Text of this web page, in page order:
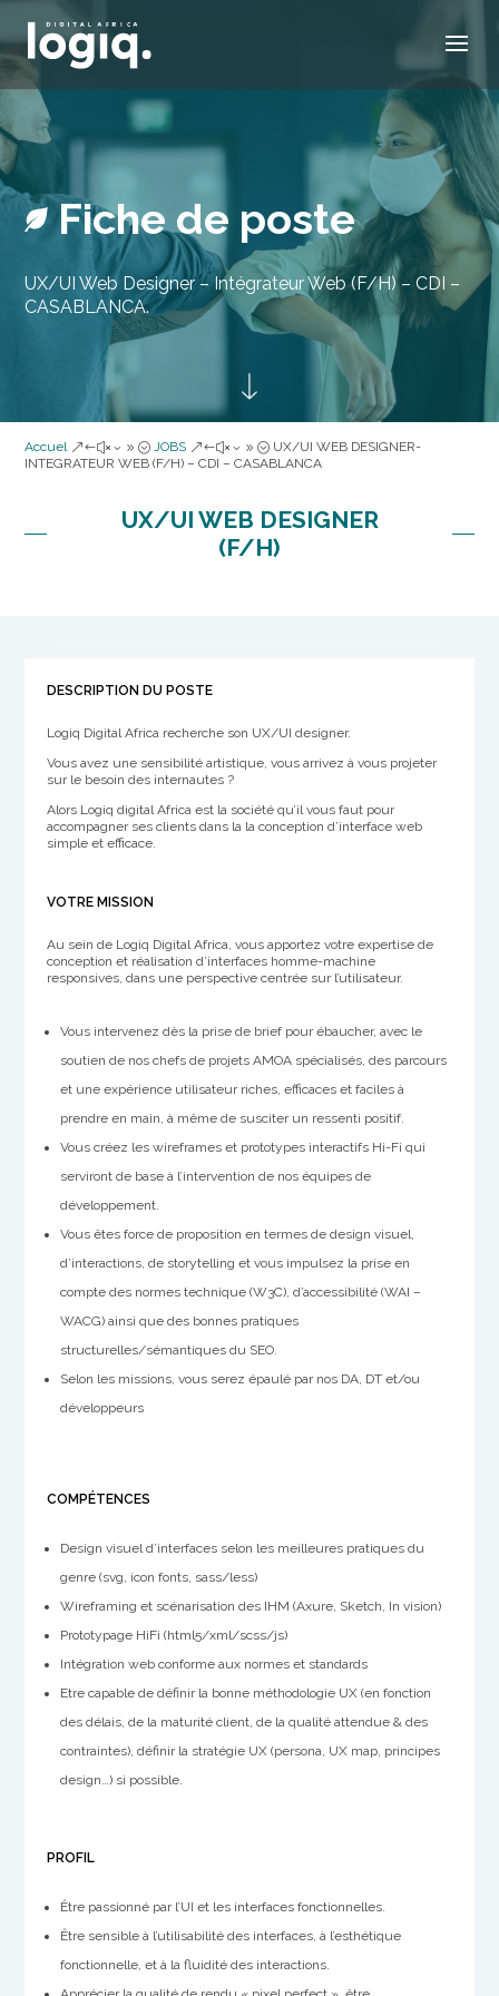
Fiche de poste
UX/UI Web Designer – Intégrateur Web (F/H) – CDI –
CASABLANCA.
Accuel &#x39; JOBS &#x39; UX/UI WEB DESIGNER-
INTEGRATEUR WEB (F/H) – CDI – CASABLANCA
UX/UI WEB DESIGNER
(F/H)
DESCRIPTION DU POSTE
Logiq Digital Africa recherche son UX/UI designer.
Vous avez une sensibilité artistique, vous arrivez à vous projeter
sur le besoin des internautes ?
Alors Logiq digital Africa est la société qu’il vous faut pour
accompagner ses clients dans la la conception d’interface web
simple et efficace.
VOTRE MISSION
Au sein de Logiq Digital Africa, vous apportez votre expertise de
conception et réalisation d’interfaces homme-machine
responsives, dans une perspective centrée sur l’utilisateur.
Vous intervenez dès la prise de brief pour ébaucher, avec le
soutien de nos chefs de projets AMOA spécialisés, des parcours
et une expérience utilisateur riches, efficaces et faciles à
prendre en main, à même de susciter un ressenti positif.
Vous créez les wireframes et prototypes interactifs Hi-Fi qui
serviront de base à l’intervention de nos équipes de
développement.
Vous êtes force de proposition en termes de design visuel,
d’interactions, de storytelling et vous impulsez la prise en
compte des normes technique (W3C), d’accessibilité (WAI –
WACG) ainsi que des bonnes pratiques
structurelles/sémantiques du SEO.
Selon les missions, vous serez épaulé par nos DA, DT et/ou
développeurs
COMPÉTENCES
Design visuel d’interfaces selon les meilleures pratiques du
genre (svg, icon fonts, sass/less)
Wireframing et scénarisation des IHM (Axure, Sketch, In vision)
Prototypage HiFi (html5/xml/scss/js)
Intégration web conforme aux normes et standards
Etre capable de définir la bonne méthodologie UX (en fonction
des délais, de la maturité client, de la qualité attendue & des
contraintes), définir la stratégie UX (persona, UX map, principes
design…) si possible.
PROFIL
Être passionné par l’UI et les interfaces fonctionnelles.
Être sensible à l’utilisabilité des interfaces, à l’esthétique
fonctionnelle, et à la fluidité des interactions.